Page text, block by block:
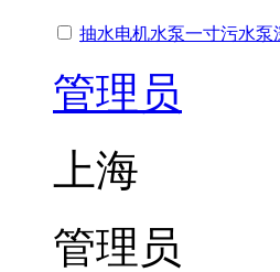
抽水电机水泵一寸污水泵
管理员
上海
管理员